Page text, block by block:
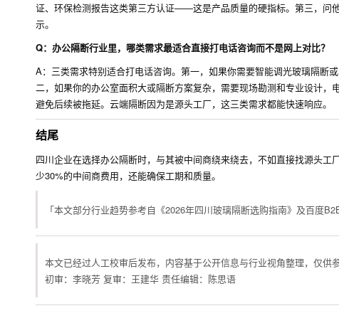
证、环保检测报告这类第三方认证——这是产品质量的硬指标。第三，
示。
Q：办公隔断行业里，哪类需求最适合直接打电话咨询而不是网上对比？
A：三类需求特别适合打电话咨询。第一，如果你需要智能调光玻璃隔断
二，如果你的办公室面积大或隔断方案复杂，需要现场勘测和专业设计
避免后续被拖延。云端隔断因为是源头工厂，这三类需求都能快速响应。
结尾
四川企业在选择办公隔断时，与其被中间商绕来绕去，不如直接找源头工
少30%的中间商费用，还能确保工期和质量。
「本文部分行业趋势参考自《2026年四川玻璃隔断选购指南》及百度
本文已经过人工校审后发布，内容基于公开信息与行业视角整理，仅供参
初审：李晓芳 复审：王建华 责任编辑：陈思语